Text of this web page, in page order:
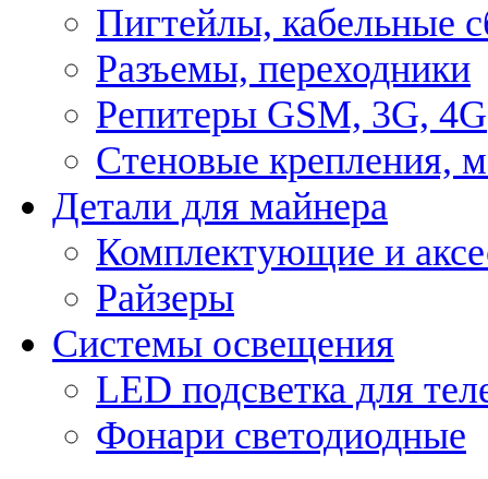
Пигтейлы, кабельные
Разъемы, переходники
Репитеры GSM, 3G, 4G
Стеновые крепления,
Детали для майнера
Комплектующие и
Райзеры
Системы освещения
LED подсветка для
Фонари светодиодные